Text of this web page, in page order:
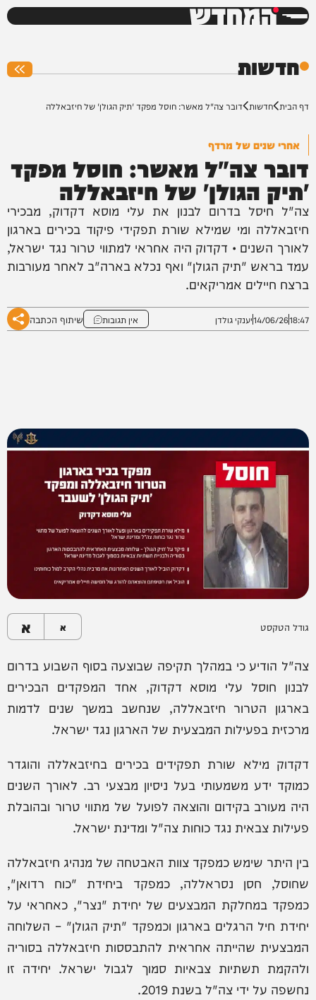
המחדש
חדשות
דף הבית חדשות דובר צה"ל מאשר: חוסל מפקד 'תיק הגולן' של חיזבאללה
אחרי שנים של מרדף
דובר צה"ל מאשר: חוסל מפקד
'תיק הגולן' של חיזבאללה
צה"ל חיסל בדרום לבנון את עלי מוסא דקדוק, מבכירי
חיזבאללה ומי שמילא שורת תפקידי פיקוד בכירים בארגון
לאורך השנים • דקדוק היה אחראי למתווי טרור נגד ישראל,
עמד בראש "תיק הגולן" ואף נכלא בארה"ב לאחר מעורבות
ברצח חיילים אמריקאים.
18:47
14/06/26יענקי גולדן אין תגובות שיתוף הכתבה
גודל הטקסט א א
צה"ל הודיע כי במהלך תקיפה שבוצעה בסוף השבוע בדרום
לבנון חוסל עלי מוסא דקדוק, אחד המפקדים הבכירים
בארגון הטרור חיזבאללה, שנחשב במשך שנים לדמות
מרכזית בפעילות המבצעית של הארגון נגד ישראל.
דקדוק מילא שורת תפקידים בכירים בחיזבאללה והוגדר
כמוקד ידע משמעותי בעל ניסיון מבצעי רב. לאורך השנים
היה מעורב בקידום והוצאה לפועל של מתווי טרור ובהובלת
פעילות צבאית נגד כוחות צה"ל ומדינת ישראל.
בין היתר שימש כמפקד צוות האבטחה של מנהיג חיזבאללה
שחוסל, חסן נסראללה, כמפקד ביחידת "כוח רדואן",
כמפקד במחלקת המבצעים של יחידת "נצר", כאחראי על
יחידת חיל הרגלים בארגון וכמפקד "תיק הגולן" – השלוחה
המבצעית שהייתה אחראית להתבססות חיזבאללה בסוריה
ולהקמת תשתיות צבאיות סמוך לגבול ישראל. יחידה זו
נחשפה על ידי צה"ל בשנת 2019.